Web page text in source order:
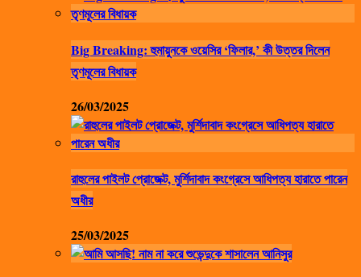
Big Breaking: হুমায়ুনকে ওয়েসির ‘ফিলার,’ কী উত্তর দিলেন
তৃণমূলের বিধায়ক
26/03/2025
রাহুলের পাইলট প্রোজেক্ট, মুর্শিদাবাদ কংগ্রেসে আধিপত্য হারাতে পারেন
অধীর
25/03/2025